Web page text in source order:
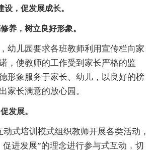
设，促发展成长。
养，树立良好形象。
儿园要求各班教师利用宣传栏向家
，使教师的工作受到家长严格的监
形象服务于家长、幼儿，以良好的榜
家长满意的放心园。
发展。
培训模式组织教师开展各类活动，
促进发展”的理念进行参与式互动，切